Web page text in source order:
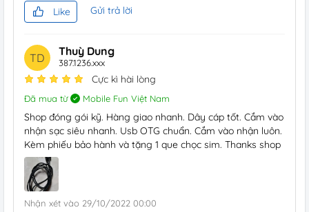
Like Gửi trả lời
TD Thuỳ Dung
387.1236.xxx
Cực kì hài lòng
Đã mua từ Mobile Fun Việt Nam
Shop đóng gói kỹ. Hàng giao nhanh. Dây cáp tốt. Cắm vào
nhận sạc siêu nhanh. Usb OTG chuẩn. Cắm vào nhận luôn.
Kèm phiếu bảo hành và tặng 1 que chọc sim. Thanks shop
Nhận xét vào 29/10/2022 00:00